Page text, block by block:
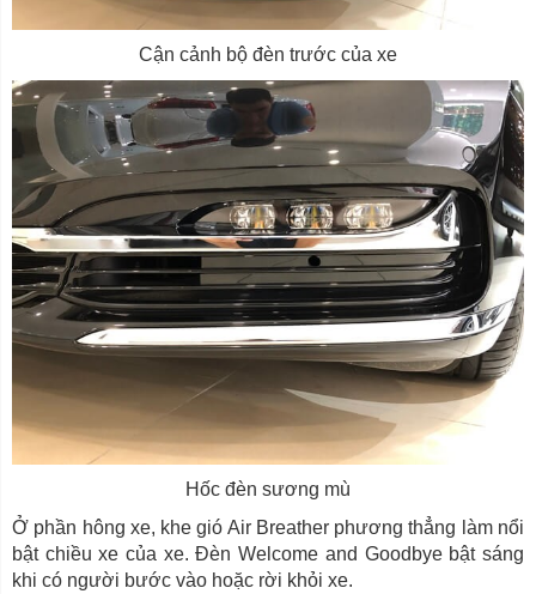
Cận cảnh bộ đèn trước của xe
Hốc đèn sương mù
Ở phần hông xe, khe gió Air Breather phương thẳng làm nổi
bật chiều xe của xe. Đèn Welcome and Goodbye bật sáng
khi có người bước vào hoặc rời khỏi xe.